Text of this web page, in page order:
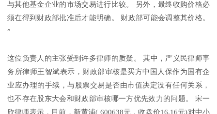
与其他基金企业的市场交易进行比较。 另外，最终收购价格必
须在得到财政部批准后才能明确。 财政部可能会调整其价格。
”
这位负责人的主张受到许多律师的质疑。 其中，严义民律师事
务所律师王智斌表示，财政部审核是买方中国人保作为国有企
业应办理的手续，与股票交易是否由市值决定没有任何关系，
也不存在股东大会和财政部审核哪一方优先效力的问题。 宋一
欣律师表示，目前，新黄浦( 600638元，收盘价16.16元)对中小